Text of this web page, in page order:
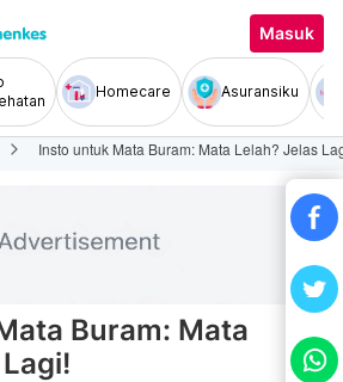
Masuk
Homecare Asuransiku
Insto untuk Mata Buram: Mata Lelah? Jelas
Buram: Mata